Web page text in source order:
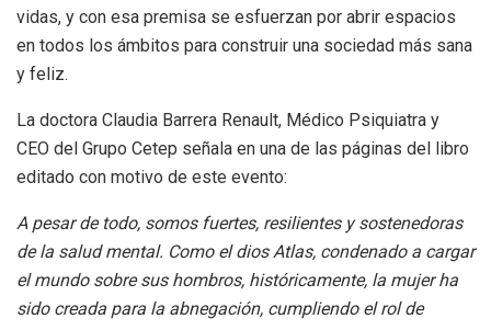
vidas, y con esa premisa se esfuerzan por abrir espacios
en todos los ámbitos para construir una sociedad más sana
y feliz.
La doctora Claudia Barrera Renault, Médico Psiquiatra y
CEO del Grupo Cetep señala en una de las páginas del libro
editado con motivo de este evento:
A pesar de todo, somos fuertes, resilientes y sostenedoras
de la salud mental. Como el dios Atlas, condenado a cargar
el mundo sobre sus hombros, históricamente, la mujer ha
sido creada para la abnegación, cumpliendo el rol de